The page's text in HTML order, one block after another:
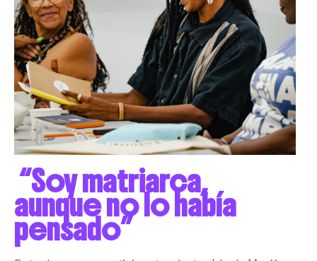
“Soy matriarca,
aunque no lo había
pensado”